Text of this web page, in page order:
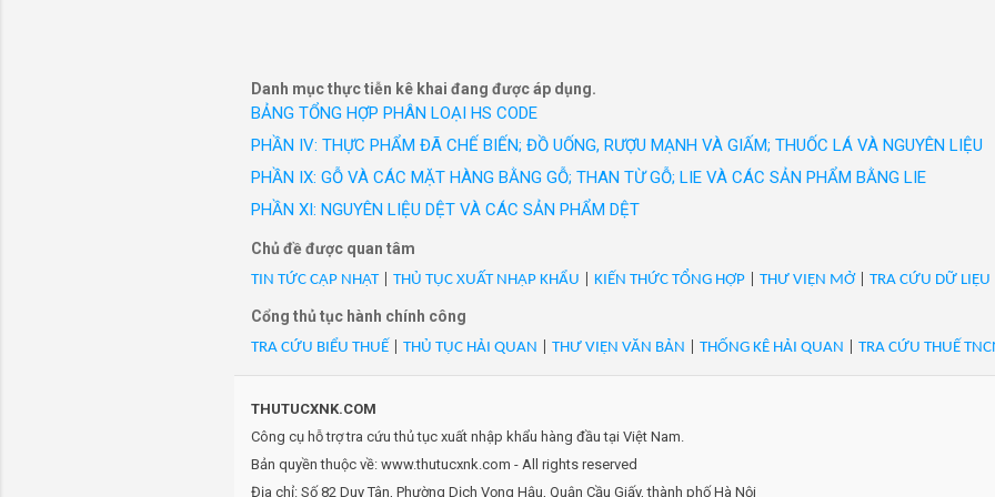
Danh mục thực tiễn kê khai đang được áp dụng.
BẢNG TỔNG HỢP PHÂN LOẠI HS CODE
PHẦN IV: THỰC PHẨM ĐÃ CHẾ BIẾN; ĐỒ UỐNG, RƯỢU MẠNH VÀ GIẤM; THUỐC LÁ VÀ NGUYÊN LIỆU
PHẦN IX: GỖ VÀ CÁC MẶT HÀNG BẰNG GỖ; THAN TỪ GỖ; LIE VÀ CÁC SẢN PHẨM BẰNG LIE
PHẦN XI: NGUYÊN LIỆU DỆT VÀ CÁC SẢN PHẨM DỆT
Chủ đề được quan tâm
TIN TỨC CẬP NHẬT| THỦ TỤC XUẤT NHẬP KHẨU KIẾN THỨC TỔNG HỢP THƯ VIỆN MỞ| TRA CỨU DỮ LIỆU
Cổng thủ tục hành chính công
TRA CỨU BIỂU THUẾ THỦ TỤC HẢI QUAN THƯ VIỆN VĂN BẢN THỐNG KÊ HẢI QUAN TRA CỨU THUẾ
THUTUCXNK.COM
Công cụ hỗ trợ tra cứu thủ tục xuất nhập khẩu hàng đầu tại Việt Nam.
Bản quyền thuộc về: www.thutucxnk.com - All rights reserved
Địa chỉ: Số 82 Duy Tân, Phường Dịch Vọng Hậu, Quận Cầu Giấy, thành phố Hà Nội